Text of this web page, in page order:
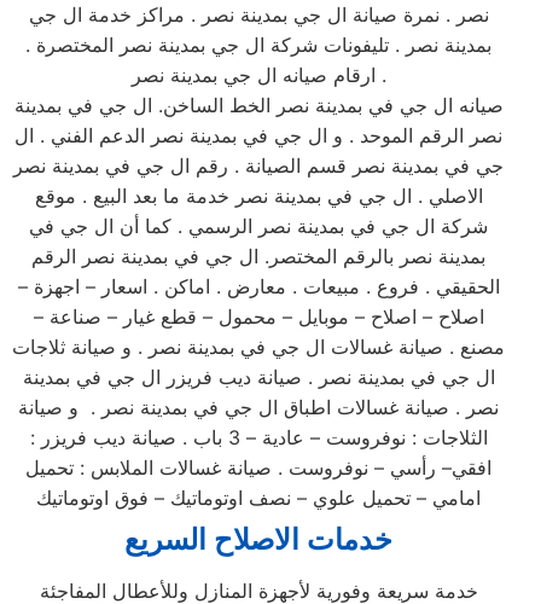
نصر . نمرة صيانة ال جي بمدينة نصر . مراكز خدمة ال جي
بمدينة نصر . تليفونات شركة ال جي بمدينة نصر المختصرة .
ارقام صيانه ال جي بمدينة نصر .
صيانه ال جي في بمدينة نصر الخط الساخن. ال جي في بمدينة
نصر الرقم الموحد . و ال جي في بمدينة نصر الدعم الفني . ال
جي في بمدينة نصر قسم الصيانة . رقم ال جي في بمدينة نصر
الاصلي . ال جي في بمدينة نصر خدمة ما بعد البيع . موقع
شركة ال جي في بمدينة نصر الرسمي . كما أن ال جي في
بمدينة نصر بالرقم المختصر. ال جي في بمدينة نصر الرقم
الحقيقي . فروع . مبيعات . معارض . اماكن . اسعار – اجهزة –
اصلاح – اصلاح – موبايل – محمول – قطع غيار – صناعة –
مصنع . صيانة غسالات ال جي في بمدينة نصر . و صيانة ثلاجات
ال جي في بمدينة نصر . صيانة ديب فريزر ال جي في بمدينة
نصر . صيانة غسالات اطباق ال جي في بمدينة نصر . و صيانة
الثلاجات : نوفروست – عادية – 3 باب . صيانة ديب فريزر :
افقي– رأسي – نوفروست . صيانة غسالات الملابس : تحميل
امامي – تحميل علوي – نصف اوتوماتيك – فوق اوتوماتيك
خدمات الاصلاح السريع
خدمة سريعة وفورية لأجهزة المنازل وللأعطال المفاجئة